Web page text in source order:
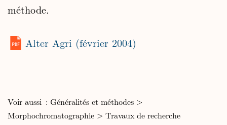
méthode.
Alter Agri (février 2004)
Voir aussi : Généralités et méthodes >
Morphochromatographie > Travaux de recherche